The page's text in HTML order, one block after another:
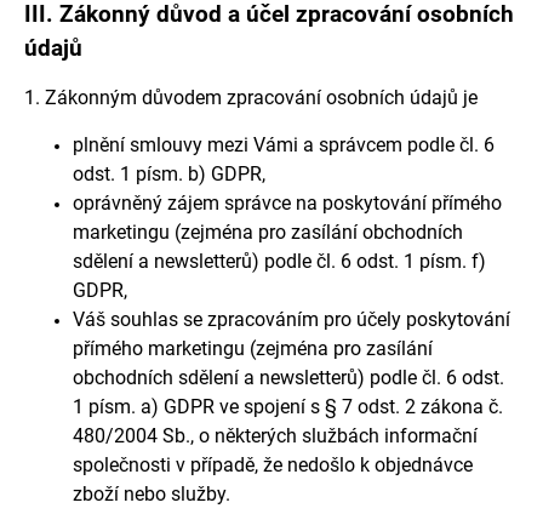
III. Zákonný důvod a účel zpracování osobních
údajů
1. Zákonným důvodem zpracování osobních údajů je
plnění smlouvy mezi Vámi a správcem podle čl. 6
odst. 1 písm. b) GDPR,
oprávněný zájem správce na poskytování přímého
marketingu (zejména pro zasílání obchodních
sdělení a newsletterů) podle čl. 6 odst. 1 písm. f)
GDPR,
Váš souhlas se zpracováním pro účely poskytování
přímého marketingu (zejména pro zasílání
obchodních sdělení a newsletterů) podle čl. 6 odst.
1 písm. a) GDPR ve spojení s § 7 odst. 2 zákona č.
480/2004 Sb., o některých službách informační
společnosti v případě, že nedošlo k objednávce
zboží nebo služby.